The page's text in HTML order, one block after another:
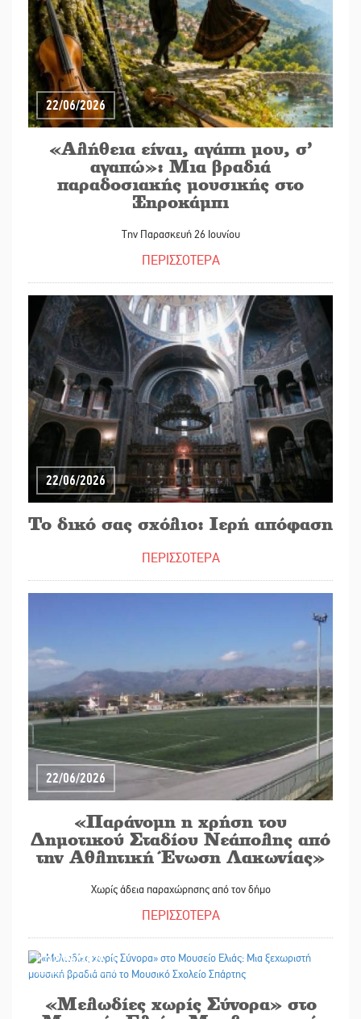
22/06/2026
«Αλήθεια είναι, αγάπη μου, σ’
αγαπώ»: Μια βραδιά
παραδοσιακής μουσικής στο
Ξηροκάμπι
Την Παρασκευή 26 Ιουνίου
ΠΕΡΙΣΣΟΤΕΡΑ
22/06/2026
Το δικό σας σχόλιο: Ιερή απόφαση
ΠΕΡΙΣΣΟΤΕΡΑ
22/06/2026
«Παράνομη η χρήση του
Δημοτικού Σταδίου Νεάπολης από
την Αθλητική Ένωση Λακωνίας»
Χωρίς άδεια παραχώρησης από τον δήμο
ΠΕΡΙΣΣΟΤΕΡΑ
22/06/2026
«Μελωδίες χωρίς Σύνορα» στο